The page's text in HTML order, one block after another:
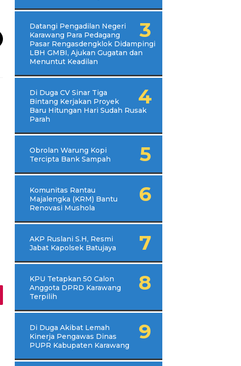
Datangi Pengadilan Negeri
Karawang Para Pedagang
Pasar Rengasdengklok Didampingi
LBH GMBI, Ajukan Gugatan dan
Menuntut Keadilan
Di Duga CV Sinar Tiga
Bintang Kerjakan Proyek
Baru Hitungan Hari Sudah Rusak
Parah
Obrolan Warung Kopi
Tercipta Bank Sampah
Komunitas Rantau
Majalengka (KRM) Bantu
Renovasi Mushola
AKP Ruslani S.H, Resmi
Jabat Kapolsek Batujaya
KPU Tetapkan 50 Calon
Anggota DPRD Karawang
Terpilih
Di Duga Akibat Lemah
Kinerja Pengawas Dinas
PUPR Kabupaten Karawang